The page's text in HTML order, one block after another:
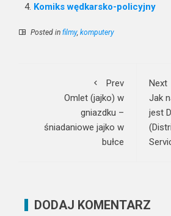
Komiks wędkarsko-policyjny
Posted in filmy, komputery
Prev
Omlet (jajko) w
gniazdku –
śniadaniowe jajko w
bułce
Next
Jak
jest
DODAJ KOMENTARZ